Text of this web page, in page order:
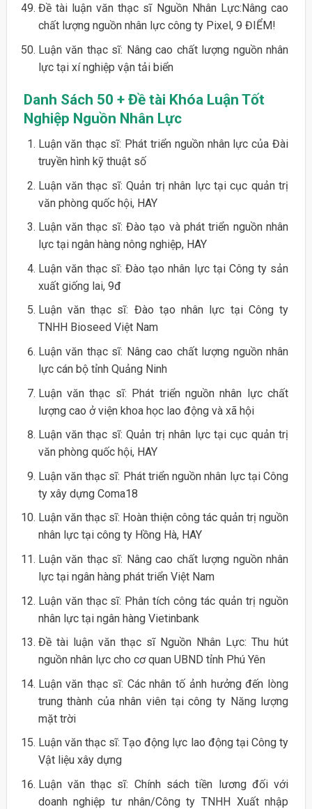
Đề tài luận văn thạc sĩ Nguồn Nhân Lực:Nâng cao
chất lượng nguồn nhân lực công ty Pixel, 9 ĐIỂM!
Luận văn thạc sĩ: Nâng cao chất lượng nguồn nhân
lực tại xí nghiệp vận tải biển
Danh Sách 50 + Đề tài Khóa Luận Tốt
Nghiệp Nguồn Nhân Lực
Luận văn thạc sĩ: Phát triển nguồn nhân lực của Đài
truyền hình kỹ thuật số
Luận văn thạc sĩ: Quản trị nhân lực tại cục quản trị
văn phòng quốc hội, HAY
Luận văn thạc sĩ: Đào tạo và phát triển nguồn nhân
lực tại ngân hàng nông nghiệp, HAY
Luận văn thạc sĩ: Đào tạo nhân lực tại Công ty sản
xuất giống lai, 9đ
Luận văn thạc sĩ: Đào tạo nhân lực tại Công ty
TNHH Bioseed Việt Nam
Luận văn thạc sĩ: Nâng cao chất lượng nguồn nhân
lực cán bộ tỉnh Quảng Ninh
Luận văn thạc sĩ: Phát triển nguồn nhân lực chất
lượng cao ở viện khoa học lao động và xã hội
Luận văn thạc sĩ: Quản trị nhân lực tại cục quản trị
văn phòng quốc hội, HAY
Luận văn thạc sĩ: Phát triển nguồn nhân lực tại Công
ty xây dựng Coma18
Luận văn thạc sĩ: Hoàn thiện công tác quản trị nguồn
nhân lực tại công ty Hồng Hà, HAY
Luận văn thạc sĩ: Nâng cao chất lượng nguồn nhân
lực tại ngân hàng phát triển Việt Nam
Luận văn thạc sĩ: Phân tích công tác quản trị nguồn
nhân lực tại ngân hàng Vietinbank
Đề tài luận văn thạc sĩ Nguồn Nhân Lực: Thu hút
nguồn nhân lực cho cơ quan UBND tỉnh Phú Yên
Luận văn thạc sĩ: Các nhân tố ảnh hưởng đến lòng
trung thành của nhân viên tại công ty Năng lượng
mặt trời
Luận văn thạc sĩ: Tạo động lực lao động tại Công ty
Vật liệu xây dựng
Luận văn thạc sĩ: Chính sách tiền lương đối với
doanh nghiệp tư nhân/Công ty TNHH Xuất nhập